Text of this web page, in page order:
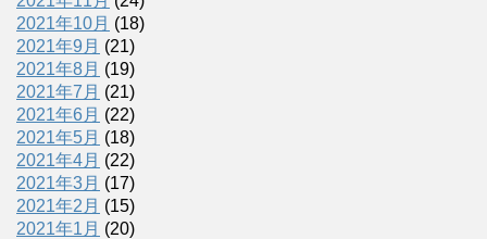
2021年10月 (18)
2021年9月 (21)
2021年8月 (19)
2021年7月 (21)
2021年6月 (22)
2021年5月 (18)
2021年4月 (22)
2021年3月 (17)
2021年2月 (15)
2021年1月 (20)